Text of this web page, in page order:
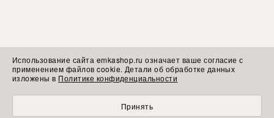
Использование сайта emkashop.ru означает ваше согласие с
применением файлов cookie. Детали об обработке данных
изложены в Политике конфиденциальности
Принять